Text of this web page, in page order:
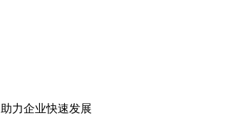
力企业快速发展